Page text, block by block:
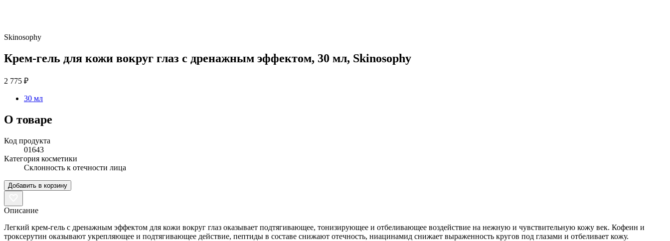
Skinosophy
Крем-гель для кожи вокруг глаз с дренажным эффектом, 30 мл, Skinosophy
2 775 ₽
30 мл
О товаре
Код продукта
01643
Категория косметики
Склонность к отечности лица
Добавить в корзину
Описание
Легкий крем-гель с дренажным эффектом для кожи вокруг глаз оказывает подтягивающее, тонизирующее и отбеливающее воздействие на нежную и чувствительную кожу век. Кофеин и
троксерутин оказывают укрепляющее и подтягивающее действие, пептиды в составе снижают отечность, ниацинамид снижает выраженность кругов под глазами и отбеливает кожу.